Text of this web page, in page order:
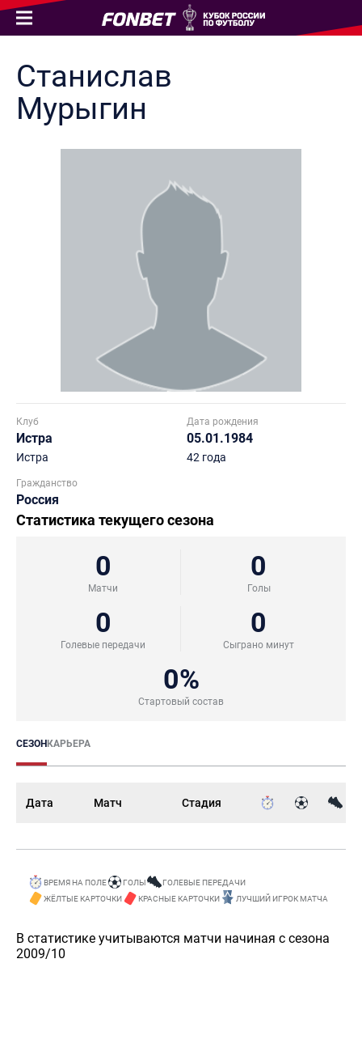
Станислав
Мурыгин
Клуб
Истра
Истра
Дата рождения
05.01.1984
42 года
Гражданство
Россия
Статистика текущего сезона
0
Матчи
0
Голы
0
Голевые передачи
0
Сыграно минут
0%
Стартовый состав
СЕЗОНКАРЬЕРА
Дата Матч Стадия
ВРЕМЯ НА ПОЛЕ ГОЛЫ
ГОЛЕВЫЕ ПЕРЕДАЧИ
ЖЁЛТЫЕ КАРТОЧКИ
КРАСНЫЕ КАРТОЧКИ ЛУЧШИЙ ИГРОК МАТЧА
В статистике учитываются матчи начиная с сезона
2009/10